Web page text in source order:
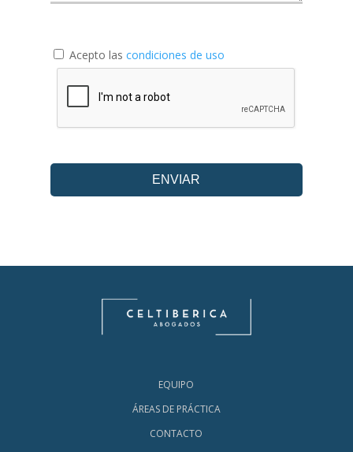
Acepto las condiciones de uso
EQUIPO
ÁREAS DE PRÁCTICA
CONTACTO